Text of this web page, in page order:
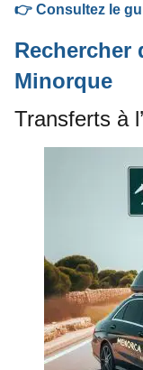
👉 Consultez le
Rechercher
Minorque
Transferts à